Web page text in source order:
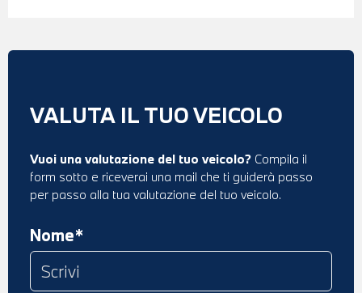
VALUTA IL TUO VEICOLO
Vuoi una valutazione del tuo veicolo? Compila il
form sotto e riceverai una mail che ti guiderà passo
per passo alla tua valutazione del tuo veicolo.
Nome*